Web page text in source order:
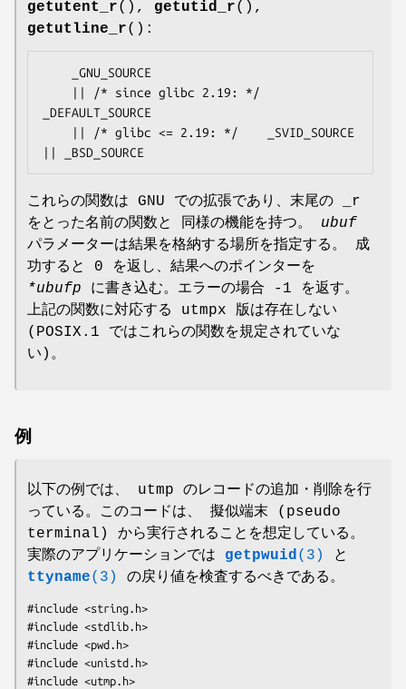
getutent_r(), getutid_r(),
getutline_r():
_DEFAULT_SOURCE
|| _BSD_SOURCE
これらの関数は GNU での拡張であり、末尾の _r
をとった名前の関数と 同様の機能を持つ。 ubuf
パラメーターは結果を格納する場所を指定する。 成
功すると 0 を返し、結果へのポインターを
*ubufp に書き込む。エラーの場合 -1 を返す。
上記の関数に対応する utmpx 版は存在しない
(POSIX.1 ではこれらの関数を規定されていな
い)。
例
以下の例では、 utmp のレコードの追加・削除を行
っている。このコードは、 擬似端末 (pseudo
terminal) から実行されることを想定している。
実際のアプリケーションでは getpwuid(3)
と
ttyname(3) の戻り値を検査するべきである。
#include <string.h>
#include <stdlib.h>
#include <pwd.h>
#include <unistd.h>
#include <utmp.h>